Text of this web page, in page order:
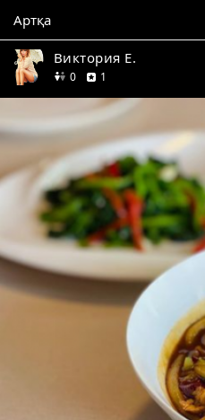
Артқа
Виктория Е.
0дос 1